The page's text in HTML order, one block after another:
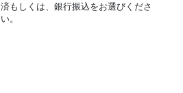
済もしくは、銀行振込をお選びくださ
い。